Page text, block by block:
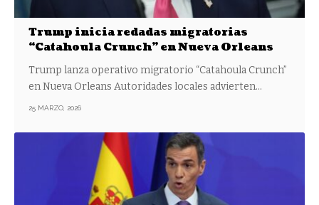
Trump inicia redadas migratorias
“Catahoula Crunch” en Nueva Orleans
Trump lanza operativo migratorio “Catahoula Crunch”
en Nueva Orleans Autoridades locales advierten…
25 MARZO, 2026